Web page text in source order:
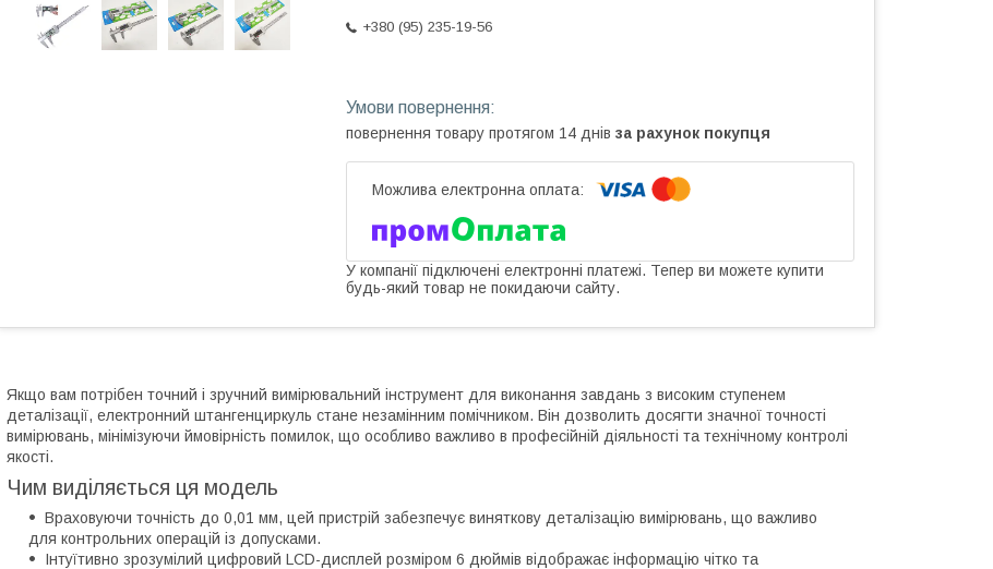
+380 (95) 235-19-56
повернення товару протягом 14 днів за рахунок покупця
У компанії підключені електронні платежі. Тепер ви можете купити
будь-який товар не покидаючи сайту.
Якщо вам потрібен точний і зручний вимірювальний інструмент для виконання завдань з високим ступенем
деталізації, електронний штангенциркуль стане незамінним помічником. Він дозволить досягти значної точності
вимірювань, мінімізуючи ймовірність помилок, що особливо важливо в професійній діяльності та технічному контролі
якості.
Чим виділяється ця модель
Враховуючи точність до 0,01 мм, цей пристрій забезпечує виняткову деталізацію вимірювань, що важливо
для контрольних операцій із допусками.
Інтуїтивно зрозумілий цифровий LCD-дисплей розміром 6 дюймів відображає інформацію чітко та